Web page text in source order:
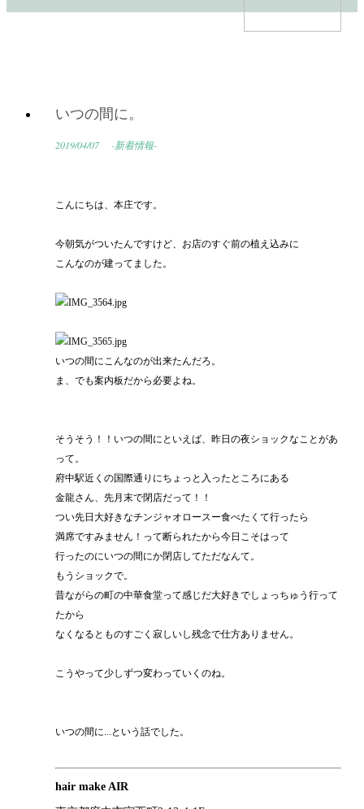
いつの間に。
2019/04/07 -新着情報-
こんにちは、本庄です。
今朝気がついたんですけど、お店のすぐ前の植え込みに
こんなのが建ってました。
いつの間にこんなのが出来たんだろ。
ま、でも案内板だから必要よね。
そうそう！！いつの間にといえば、昨日の夜ショックなことがあ
って。
府中駅近くの国際通りにちょっと入ったところにある
金龍さん、先月末で閉店だって！！
つい先日大好きなチンジャオロースー食べたくて行ったら
満席ですみません！って断られたから今日こそはって
行ったのにいつの間にか閉店してただなんて。
もうショックで。
昔ながらの町の中華食堂って感じだ大好きでしょっちゅう行って
たから
なくなるとものすごく寂しいし残念で仕方ありません。
こうやって少しずつ変わっていくのね。
いつの間に...という話でした。
hair make AIR